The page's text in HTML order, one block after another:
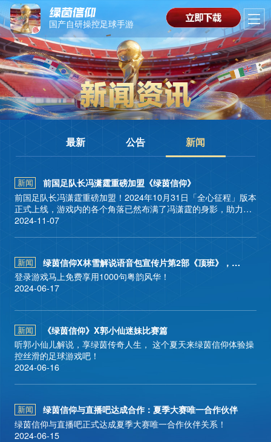
国产自研操控足球手游
首页
最新 公告 新闻
新闻
前国足队长冯潇霆重磅加盟《绿茵信仰》
前国足队长冯潇霆重磅加盟！2024年10月31日「全心征程」版本
正式上线，游戏内的各个角落已然布满了冯潇霆的身影，助力所
有《绿茵信仰》玩家笑傲绿茵！
2024-11-07
新闻
绿茵信仰X林雪解说语音包宣传片第2部《顶班》，林雪超高
登录游戏马上免费享用1000句粤韵风华！
2024-06-17
新闻
《绿茵信仰》X郭小仙迷妹比赛篇
听郭小仙儿解说，享绿茵传奇人生， 这个夏天来绿茵信仰体验操
控丝滑的足球游戏吧！
2024-06-16
新闻
绿茵信仰与直播吧达成合作：夏季大赛唯一合作伙伴
绿茵信仰与直播吧正式达成夏季大赛唯一合作伙伴关系！
2024-06-15
长按识别二维码